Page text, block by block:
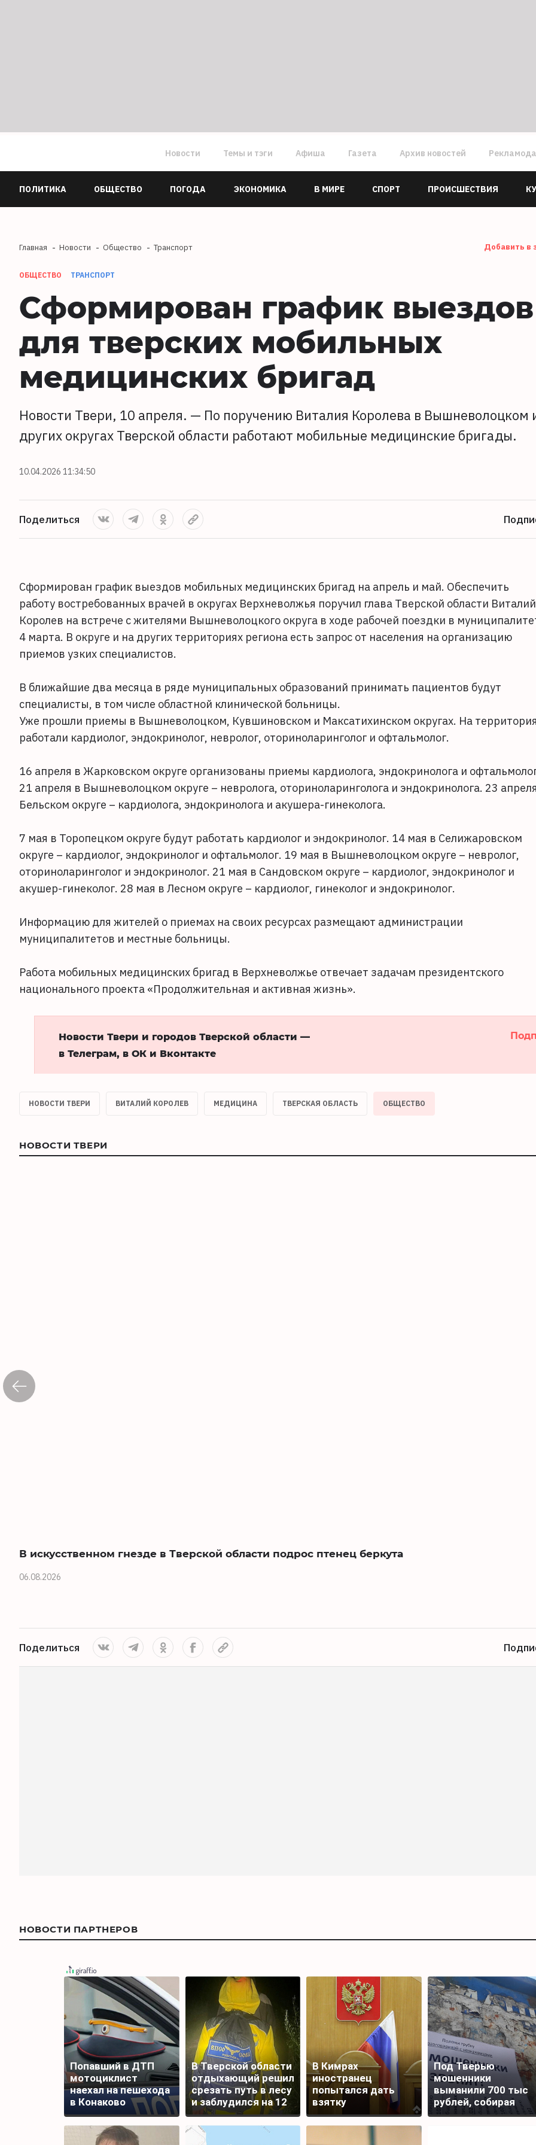
Новости Темы и тэги Афиша Газета Архив новостей
ПОЛИТИКА ОБЩЕСТВО ПОГОДА ЭКОНОМИКА В МИРЕ СПОРТ ПРОИСШЕСТВИЯ
Главная Новости Общество Транспорт Добавить в
ОБЩЕСТВО ТРАНСПОРТ
Сформирован график выездов
для тверских мобильных
медицинских бригад
Новости Твери, 10 апреля. — По поручению Виталия Королева в Вышневолоцком
других округах Тверской области работают мобильные медицинские бригады.
10.04.2026 11:34:50
Поделиться
Сформирован график выездов мобильных медицинских бригад на апрель и май. Обеспечить
работу востребованных врачей в округах Верхневолжья поручил глава Тверской области Виталий
Королев на встрече с жителями Вышневолоцкого округа в ходе рабочей поездки в
4 марта. В округе и на других территориях региона есть запрос от населения на организацию
приемов узких специалистов.
В ближайшие два месяца в ряде муниципальных образований принимать пациентов будут
специалисты, в том числе областной клинической больницы.
Уже прошли приемы в Вышневолоцком, Кувшиновском и Максатихинском округах. На
работали кардиолог, эндокринолог, невролог, оториноларинголог и офтальмолог.
16 апреля в Жарковском округе организованы приемы кардиолога, эндокринолога и
21 апреля в Вышневолоцком округе – невролога, оториноларинголога и эндокринолога. 23
Бельском округе – кардиолога, эндокринолога и акушера-гинеколога.
7 мая в Торопецком округе будут работать кардиолог и эндокринолог. 14 мая в Селижаровском
округе – кардиолог, эндокринолог и офтальмолог. 19 мая в Вышневолоцком округе – невролог,
оториноларинголог и эндокринолог. 21 мая в Сандовском округе – кардиолог, эндокринолог и
акушер-гинеколог. 28 мая в Лесном округе – кардиолог, гинеколог и эндокринолог.
Информацию для жителей о приемах на своих ресурсах размещают администрации
муниципалитетов и местные больницы.
Работа мобильных медицинских бригад в Верхневолжье отвечает задачам президентского
национального проекта «Продолжительная и активная жизнь».
Новости Твери и городов Тверской области —
в Телеграм, в ОК и Вконтакте
НОВОСТИ ТВЕРИ ВИТАЛИЙ КОРОЛЕВ МЕДИЦИНА ТВЕРСКАЯ ОБЛАСТЬ ОБЩЕСТВО
НОВОСТИ ТВЕРИ
В искусственном гнезде в Тверской области подрос птенец беркута
06.08.2026
Поделиться
НОВОСТИ ПАРТНЕРОВ
Попавший в ДТП
мотоциклист
наехал на пешехода
в Конаково
В Тверской области
отдыхающий решил
срезать путь в лесу
и заблудился на 12
часов
В Кимрах
иностранец
попытался дать
взятку
полицейскому
Под Тверью
мошенники
выманили 700 тыс
рублей, собирая
подписи для